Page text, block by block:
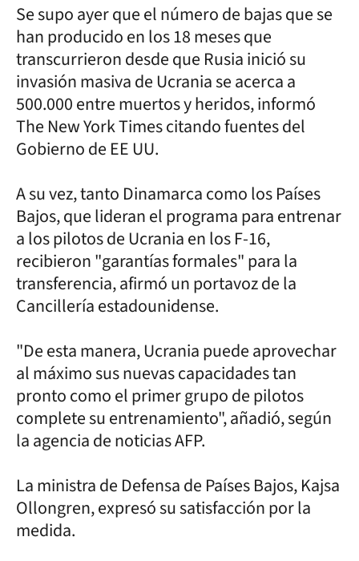
Se supo ayer que el número de bajas que se
han producido en los 18 meses que
transcurrieron desde que Rusia inició su
invasión masiva de Ucrania se acerca a
500.000 entre muertos y heridos, informó
The New York Times citando fuentes del
Gobierno de EE UU.
A su vez, tanto Dinamarca como los Países
Bajos, que lideran el programa para entrenar
a los pilotos de Ucrania en los F-16,
recibieron "garantías formales" para la
transferencia, afirmó un portavoz de la
Cancillería estadounidense.
"De esta manera, Ucrania puede aprovechar
al máximo sus nuevas capacidades tan
pronto como el primer grupo de pilotos
complete su entrenamiento", añadió, según
la agencia de noticias AFP.
La ministra de Defensa de Países Bajos, Kajsa
Ollongren, expresó su satisfacción por la
medida.